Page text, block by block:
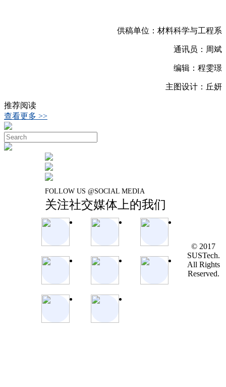
供稿单位：材料科学与工程系
通讯员：周斌
编辑：程雯璟
主图设计：丘妍
推荐阅读
查看更多 >>
FOLLOW US @SOCIAL MEDIA
关注社交媒体上的我们
© 2017
SUSTech.
All Rights
Reserved.